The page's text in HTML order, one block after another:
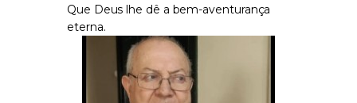
Que Deus lhe dê a bem-aventurança
eterna.